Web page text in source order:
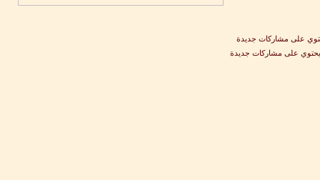
على مشاركات جديدة
على مشاركات جديدة